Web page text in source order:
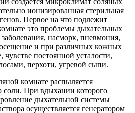
ионизированная стерильная
Первое на что подлежит
это проблемы дыхательных
насморк, пневмония,
и при различных кожных
чувстве постоянной усталости,
перхоти, угревой сыпи.
комнате распыляется
соли. При вдыхании которого
дыхательной системы
осуществляется генератором